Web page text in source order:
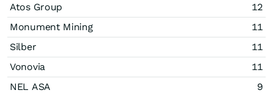
Atos Group
12
Monument Mining
11
Silber
11
Vonovia
11
NEL ASA
9